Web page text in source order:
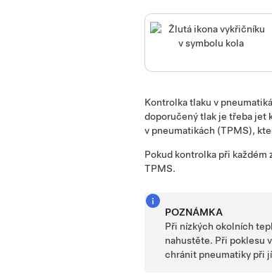
Kontrolka tlaku v
doporučený tlak je třeba jet
v pneumatikách (TPMS),
Pokud kontrolka při každém
TPMS.
POZNÁMKA
Při nízkých okolních
nahustěte. Při poklesu
chránit pneumatiky při